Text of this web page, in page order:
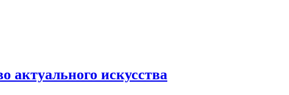
актуального искусства